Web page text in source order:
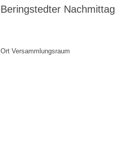
Beringstedter Nachmittag
Ort Versammlungsraum